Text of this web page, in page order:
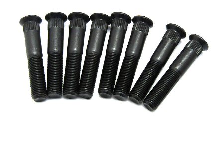
サスペンション・ブレーキ
タイヤ・ホイール
レーシングパーツ
メンテナンス・工具ツール